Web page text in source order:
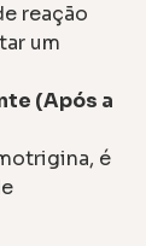
reação
um
(Após a
é